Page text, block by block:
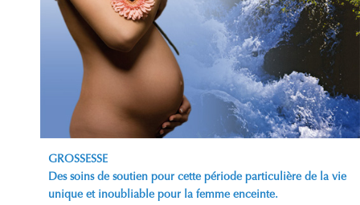
GROSSESSE
Des soins de soutien pour cette période particulière de la vie
unique et inoubliable pour la femme enceinte.